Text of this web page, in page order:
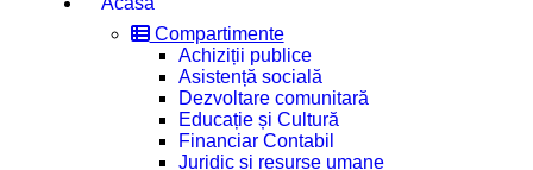
Compartimente
Achiziții publice
Asistență socială
Dezvoltare comunitară
Educație și Cultură
Financiar Contabil
Juridic si resurse umane